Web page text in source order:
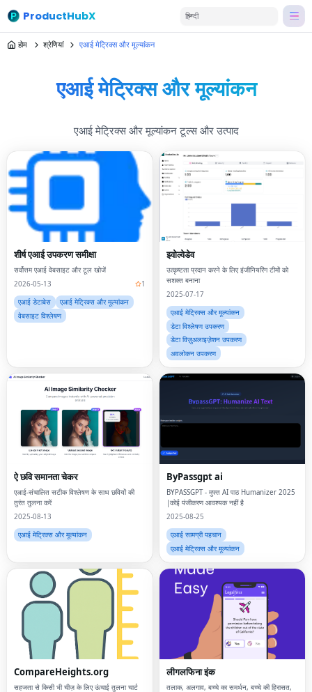
ProductHubX हिन्दी
होम श्रेणियां एआई मेट्रिक्स और मूल्यांकन
एआई मेट्रिक्स और मूल्यांकन
एआई मेट्रिक्स और मूल्यांकन टूल्स और उत्पाद
शीर्ष एआई उपकरण समीक्षा
सर्वोत्तम एआई वेबसाइट और टूल खोजें
2026-05-13
1
एआई डेटाबेस
एआई मेट्रिक्स और मूल्यांकन
वेबसाइट विश्लेषण
इवोल्वेडेव
उत्कृष्टता प्रदान करने के लिए इंजीनियरिंग टीमों को
सशक्त बनाना
2025-07-17
एआई मेट्रिक्स और मूल्यांकन
डेटा विश्लेषण उपकरण
डेटा विज़ुअलाइज़ेशन उपकरण
अवलोकन उपकरण
ऐ छवि समानता चेकर
एआई-संचालित सटीक विश्लेषण के साथ छवियों की
तुरंत तुलना करें
2025-08-13
एआई मेट्रिक्स और मूल्यांकन
ByPassgpt ai
BYPASSGPT - मुफ्त AI पाठ Humanizer 2025
|कोई पंजीकरण आवश्यक नहीं है
2025-08-25
एआई सामग्री पहचान
एआई मेट्रिक्स और मूल्यांकन
CompareHeights.org
सहजता से किसी भी चीज़ के लिए ऊंचाई तुलना चार्ट
लीगलफिना इंक
तलाक, अलगाव, बच्चे का समर्थन, बच्चे की हिरासत,